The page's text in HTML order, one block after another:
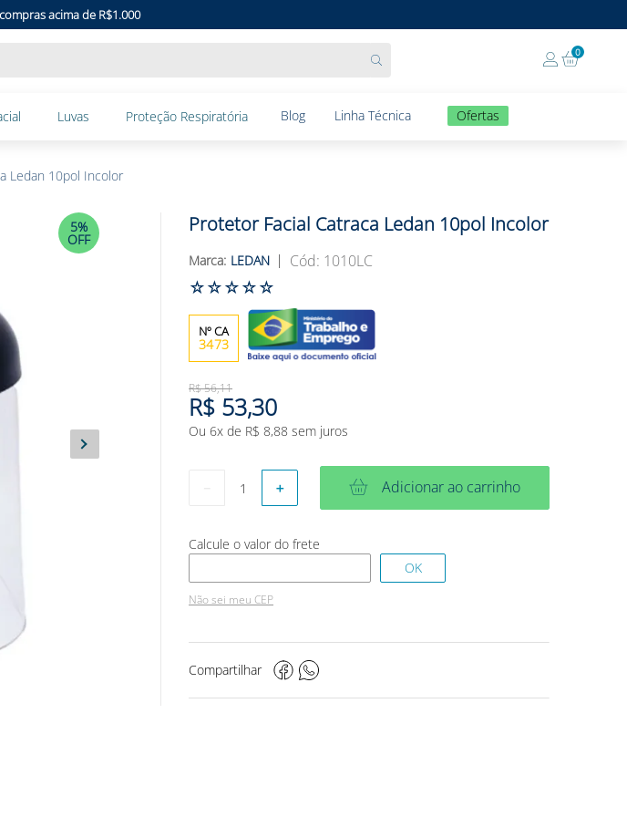
acima de R$1.000
0
Luvas Proteção Respiratória Blog Linha Técnica Ofertas
Ledan 10pol Incolor
5%
OFF
Protetor Facial Catraca Ledan 10pol Incolor
LEDAN : 1010LC
☆☆☆☆☆
3473
R$56,11
R$ 53,30
Ou 6x de R$ 8,88 sem juros
＋ Adicionar ao carrinho
Não sei meu CEP
Compartilhar